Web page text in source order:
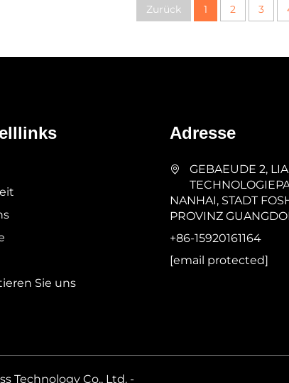
Zurück 1 2 3
Sie uns
Adresse
GEBAEUDE 2,
NANHAI, STADT
PROVINZ
+86-15920161164
[email protected]
Technology Co., Ltd. -